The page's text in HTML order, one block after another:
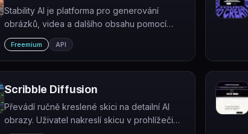
Stability AI je platforma pro generování
obrázků, videa a dalšího obsahu pomocí
generativní AI, postavená na modelech řady
Stable Diffusion.
Freemium API
Scribble Diffusion
Převádí ručně kreslené skici na detailní AI
obrazy. Uživatel nakreslí skicu v prohlížeči